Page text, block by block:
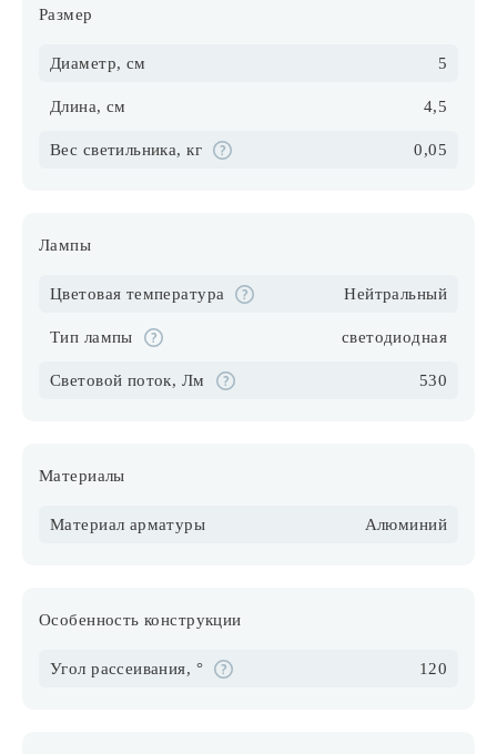
Размер
Диаметр, см 5
Длина, см 4,5
Вес светильника, кг 0,05
Лампы
Цветовая температура Нейтральный
Тип лампы светодиодная
Световой поток, Лм 530
Материалы
Материал арматуры Алюминий
Особенность конструкции
Угол рассеивания, ° 120